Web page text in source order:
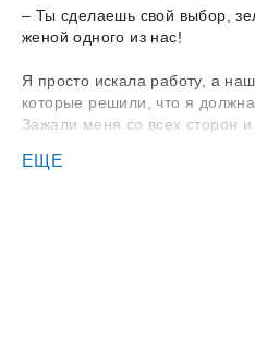
– Ты сделаешь свой выбор,
женой одного из нас!
Я просто искала работу, а
которые решили, что я должна
Зажали меня со всех сторон
ЕЩЕ